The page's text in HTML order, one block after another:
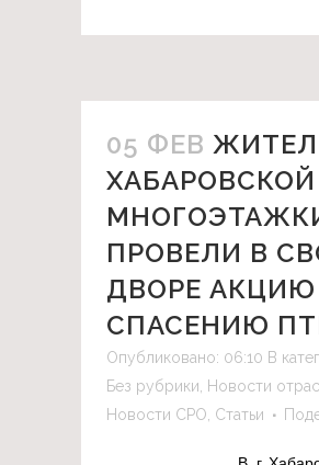
05 ФЕВ
ХАБАРОВСКОЙ
ПРОВЕЛИ В
ДВОРЕ
СПАСЕНИЮ
Опубликовано: 06:10 В
Без рубрики Новости
Новости СРО Статьи